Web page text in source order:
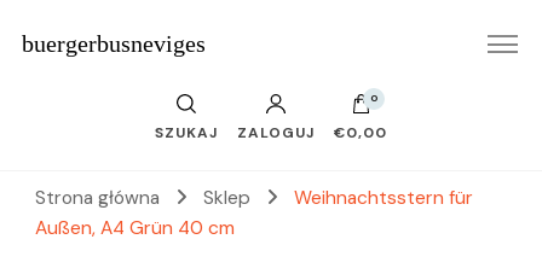
buergerbusneviges
SZUKAJ ZALOGUJ
0
€0,00
Strona główna Sklep
Weihnachtsstern für
Außen, A4 Grün 40 cm